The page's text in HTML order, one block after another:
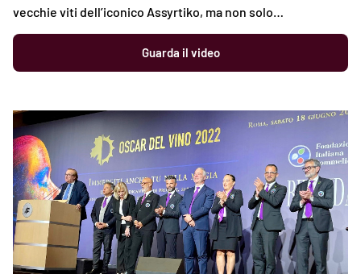
vecchie viti dell’iconico Assyrtiko, ma non solo…
Guarda il video